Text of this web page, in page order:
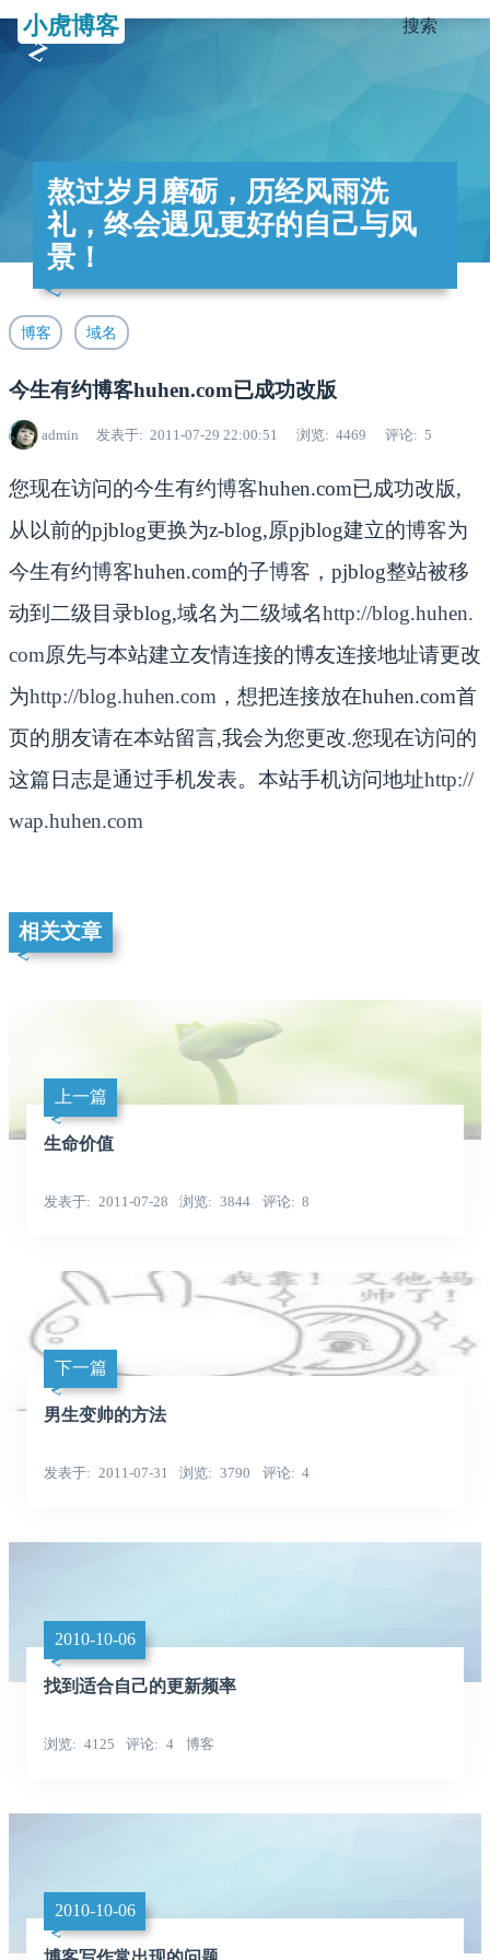
小虎博客 搜索
熬过岁月磨砺，历经风雨洗
礼，终会遇见更好的自己与风
景！
博客 域名
今生有约博客huhen.com已成功改版
admin 发表于 2011-07-29 22:00:51 浏览 4469 评论 5
您现在访问的今生有约博客huhen.com已成功改版,
从以前的pjblog更换为z-blog,原pjblog建立的博客为
今生有约博客huhen.com的子博客 ，pjblog整站被移
动到二级目录blog,域名为二级域名http://blog.huhen.
com原先与本站建立友情连接的博友连接地址请更改
为http://blog.huhen.com ，想把连接放在huhen.com首
页的朋友请在本站留言,我会为您更改.您现在访问的
这篇日志是通过手机发表。本站手机访问地址http://
wap.huhen.com
相关文章
上一篇
生命价值
发表于 2011-07-28 浏览 3844 评论 8
下一篇
男生变帅的方法
发表于 2011-07-31 浏览 3790 评论 4
2010-10-06
找到适合自己的更新频率
浏览 4125 评论 4 博客
2010-10-06